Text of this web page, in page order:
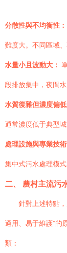
分散性與不均衡性：
難度大。不同區域
水量小且波動大：
段排放集中，夜間
水質復雜但濃度偏低
通常濃度低于典型
處理設施與專業技術
集中式污水處理模式
二、 農村主流污
針對上述特點
適用、易于維護”的
類：